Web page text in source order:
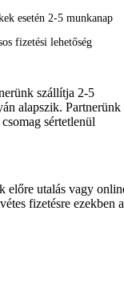
esetén 2-5 munkanap
fizetési lehetőség
szállítja 2-5
alapszik. Partnerünk
sértetlenül
előre utalás vagy
fizetésre ezekben